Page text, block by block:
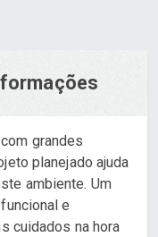
grandes
planejado ajuda
ambiente. Um
e
cuidados na hora